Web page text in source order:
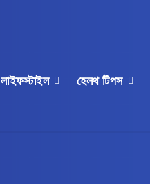
লাইফস্টাইল হেলথ টিপস